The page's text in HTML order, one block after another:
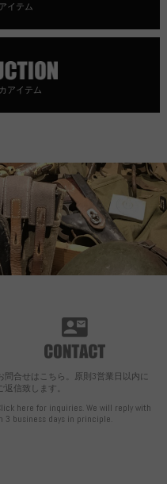
イテム
アイテム
問合せはこちら。原則3営業日以内に
返信致します。
here for inquiries. We will reply with
3 business days in principle.